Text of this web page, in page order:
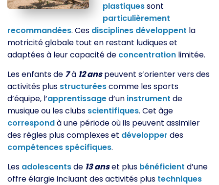
plastiquessont
particulièrement
recommandées. Ces disciplines développent la
motricité globale tout en restant ludiques et
adaptées à leur capacité de concentration limitée.
Les enfants de 7à 12 anspeuvent s’orienter vers des
activités plus structuréescomme les sports
d’équipe, l’apprentissaged’un instrument de
musique ou les clubs scientifiques. Cet âge
correspondà une période où ils peuvent assimiler
des règles plus complexes et développer des
compétences spécifiques.
Les adolescentsde 13 anset plus bénéficient d’une
offre élargie incluant des activités plus techniques